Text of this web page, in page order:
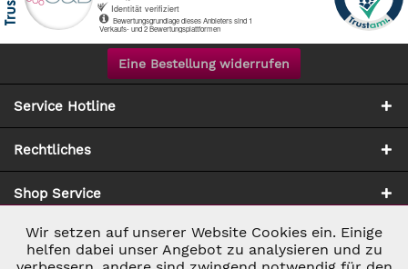
Eine Bestellung widerrufen
Service Hotline
Rechtliches
Shop Service
Zahlung & Versand
Notwendig Aktiv
Wir setzen auf unserer Website Cookies ein. Einige
helfen dabei unser Angebot zu analysieren und zu